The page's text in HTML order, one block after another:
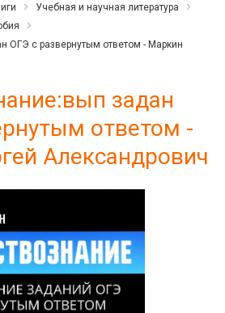
Учебная и научная литература
ОГЭ с развернутым ответом - Маркин
задан
ответом -
Александрович